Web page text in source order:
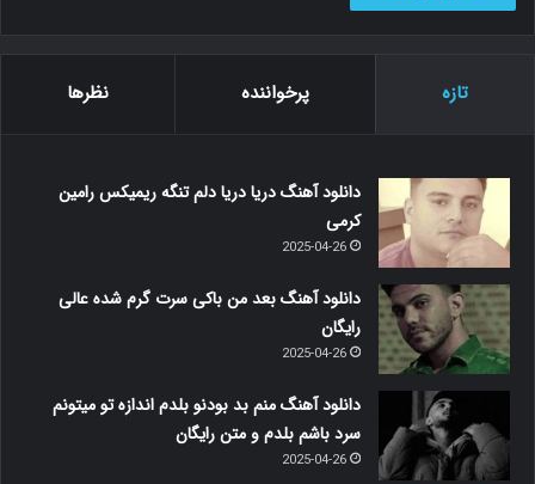
تازه پرخواننده نظرها
دانلود آهنگ دریا دریا دلم تنگه ریمیکس رامین
کرمی
2025-04-26
دانلود آهنگ بعد من باکی سرت گرم شده عالی
رایگان
2025-04-26
دانلود آهنگ منم بد بودنو بلدم اندازه تو میتونم
سرد باشم بلدم و متن رایگان
2025-04-26